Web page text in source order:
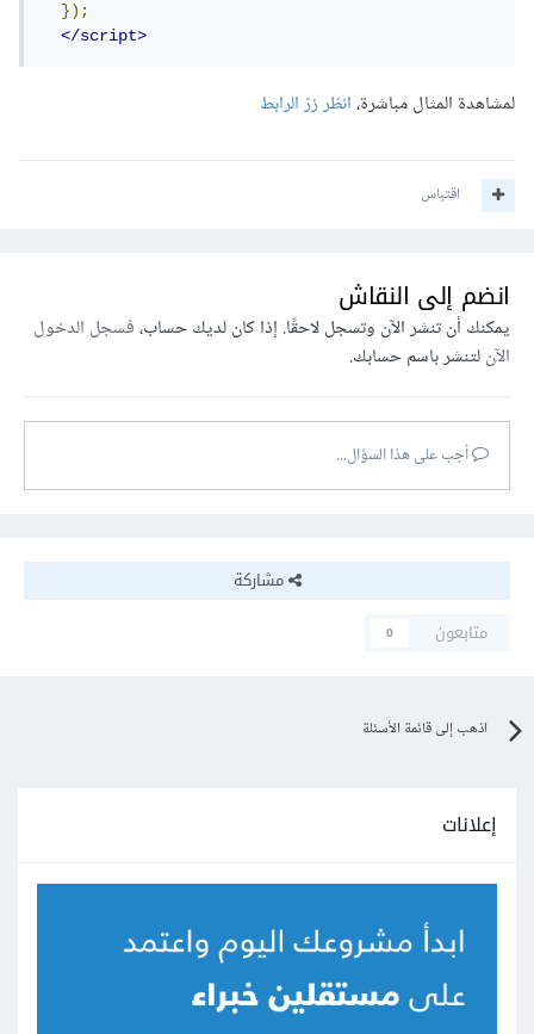
});
</script>
لمشاهدة المثال مباشرة،انظر زرّ الرابط
اقتباس
انضم إلى النقاش
يمكنك أن تنشر الآن وتسجل لاحقًا. إذا كان لديك حساب،فسجل الدخول
الآنلتنشر باسم حسابك.
أجب على هذا السؤال...
مشاركة
متابعون
0
اذهب إلى قائمة الأسئلة
إعلانات